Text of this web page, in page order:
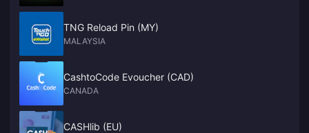
TNG Reload Pin (MY)
MALAYSIA
CashtoCode Evoucher (CAD)
CANADA
CASHlib (EU)